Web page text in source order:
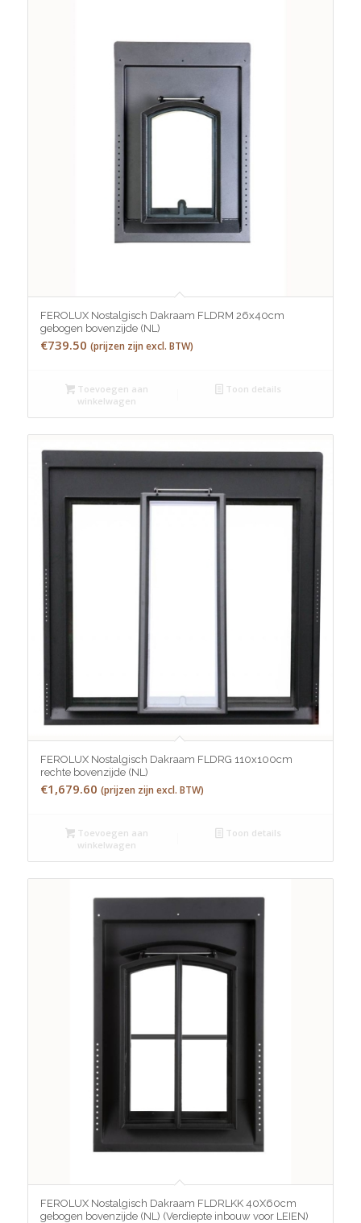
FEROLUX Nostalgisch Dakraam FLDRM 26x40cm
gebogen bovenzijde (NL)
€739.50 (prijzen zijn excl. BTW)
Toevoegen aan
winkelwagen
Toon details
FEROLUX Nostalgisch Dakraam FLDRG 110x100cm
rechte bovenzijde (NL)
€1,679.60 (prijzen zijn excl. BTW)
Toevoegen aan
winkelwagen
Toon details
FEROLUX Nostalgisch Dakraam FLDRLKK 40X60cm
gebogen bovenzijde (NL) (Verdiepte inbouw voor LEIEN)